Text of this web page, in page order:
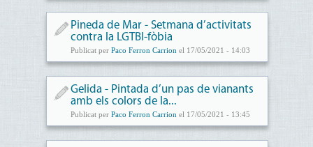
Pineda de Mar - Setmana d’activitats
contra la LGTBI-fòbia
Publicat per Paco Ferron Carrion el 17/05/2021 - 14:03
Gelida - Pintada d’un pas de vianants
amb els colors de la...
Publicat per Paco Ferron Carrion el 17/05/2021 - 13:45